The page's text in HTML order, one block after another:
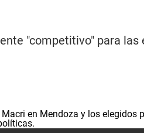
"competitivo" para